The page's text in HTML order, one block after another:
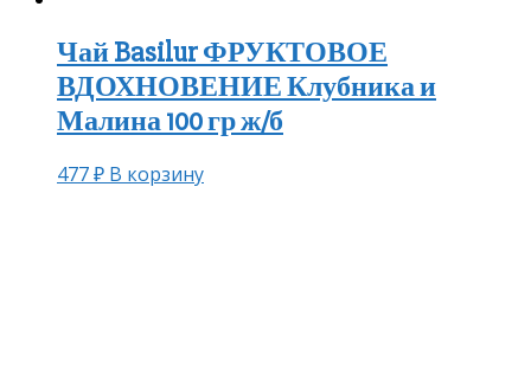
Чай Basilur ФРУКТОВОЕ
ВДОХНОВЕНИЕ Клубника и
Малина 100 гр ж/б
477₽ В корзину